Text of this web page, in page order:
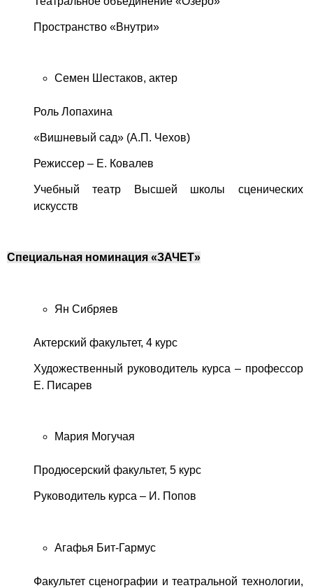
Пространство «Внутри»
Семен Шестаков, актер
Роль Лопахина
«Вишневый сад» (А.П. Чехов)
Режиссер – Е. Ковалев
Учебный театр Высшей школы сценических
искусств
Специальная номинация «ЗАЧЕТ»
Ян Сибряев
Актерский факультет, 4 курс
Художественный руководитель курса – профессор
Е. Писарев
Мария Могучая
Продюсерский факультет, 5 курс
Руководитель курса – И. Попов
Агафья Бит-Гармус
Факультет сценографии и театральной технологии,